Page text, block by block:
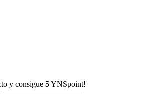
y consigue 5YNSpoint!